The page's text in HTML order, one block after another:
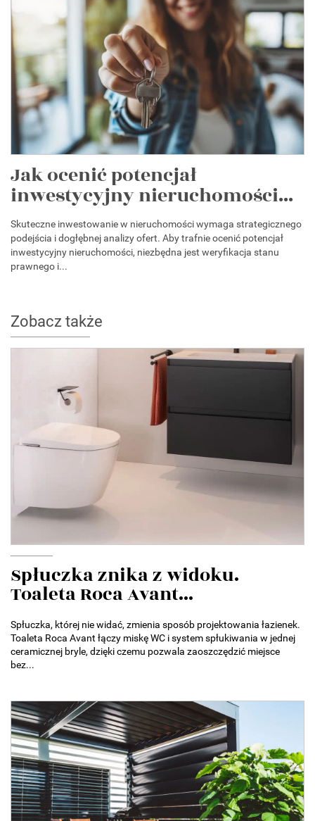
Jak ocenić potencjał
inwestycyjny nieruchomości...
Skuteczne inwestowanie w nieruchomości wymaga strategicznego
podejścia i dogłębnej analizy ofert. Aby trafnie ocenić potencjał
inwestycyjny nieruchomości, niezbędna jest weryfikacja stanu
prawnego i...
Zobacz także
Spłuczka znika z widoku.
Toaleta Roca Avant...
Spłuczka, której nie widać, zmienia sposób projektowania łazienek.
Toaleta Roca Avant łączy miskę WC i system spłukiwania w jednej
ceramicznej bryle, dzięki czemu pozwala zaoszczędzić miejsce
bez...